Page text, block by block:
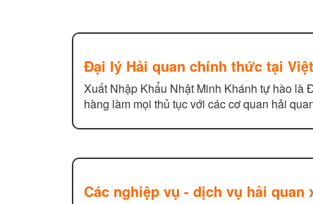
Đại lý Hải quan chính thức tại
Xuất Nhập Khẩu Nhật Minh Khánh tự hào là
hàng làm mọi thủ tục với các cơ quan hải
Các nghiệp vụ - dịch vụ hải quan